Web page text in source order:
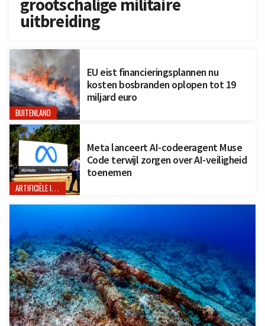
grootschalige militaire
uitbreiding
BUITENLAND
EU eist financieringsplannen nu
kosten bosbranden oplopen tot 19
miljard euro
ARTIFICIËLE INTELLIGENTIE
Meta lanceert AI-codeeragent Muse
Code terwijl zorgen over AI-veiligheid
toenemen